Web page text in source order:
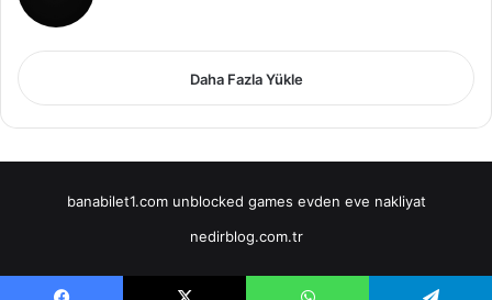
Daha Fazla Yükle
banabilet1.com unblocked games evden eve nakliyat
nedirblog.com.tr